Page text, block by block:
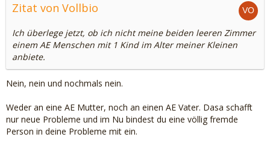
Zitat von Vollbio
Ich überlege jetzt, ob ich nicht meine beiden leeren Zimmer
einem AE Menschen mit 1 Kind im Alter meiner Kleinen
anbiete.
Nein, nein und nochmals nein.
Weder an eine AE Mutter, noch an einen AE Vater. Dasa schafft
nur neue Probleme und im Nu bindest du eine völlig fremde
Person in deine Probleme mit ein.